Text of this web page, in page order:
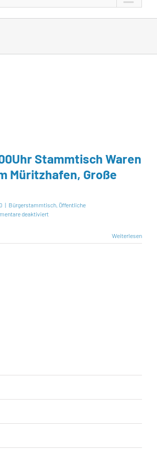
Stammtisch Waren
Müritzhafen, Große
| Bürgerstammtisch, Öffentliche
deaktiviertfür
Weiterlesen